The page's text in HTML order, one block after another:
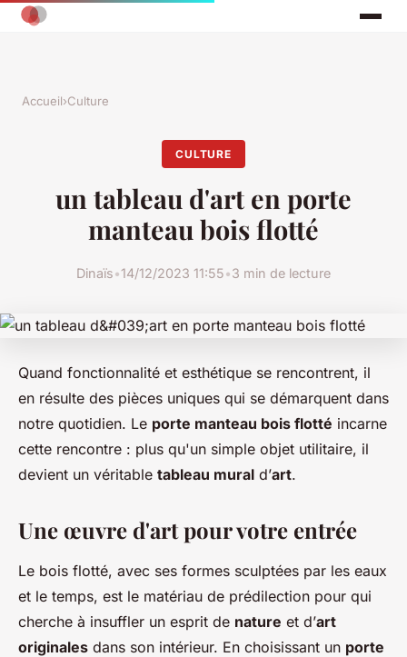
Accueil›Culture
CULTURE
un tableau d'art en porte
manteau bois flotté
Dinaïs•14/12/2023 11:55•3 min de lecture
Quand fonctionnalité et esthétique se rencontrent, il
en résulte des pièces uniques qui se démarquent dans
notre quotidien. Le porte manteau bois flotté incarne
cette rencontre : plus qu'un simple objet utilitaire, il
devient un véritable tableau mural d’art.
Une œuvre d'art pour votre entrée
Le bois flotté, avec ses formes sculptées par les eaux
et le temps, est le matériau de prédilection pour qui
cherche à insuffler un esprit de nature et d’art
originales dans son intérieur. En choisissant un porte